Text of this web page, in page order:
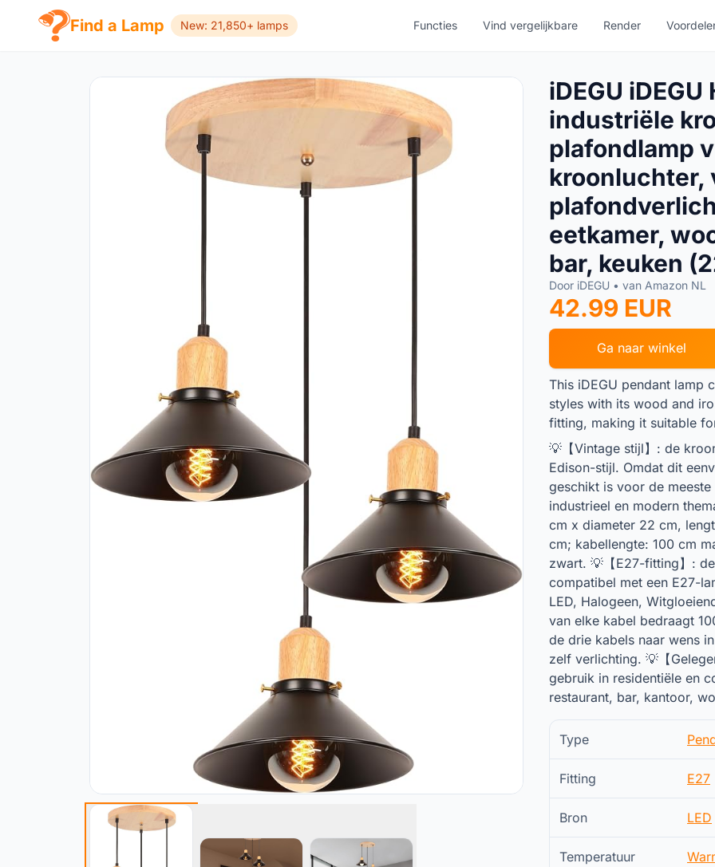
Find a Lamp New: 21,850+ lamps Functies Vind vergelijkbare Render
iDEGU
industriële
plafondlamp
kroonluchter,
eetkamer,
bar, keuken
Door iDEGU • van Amazon NL
42.99 EUR
Ga naar winkel
This iDEGU pendant lamp
styles with its wood and
fitting, making it suitable
💡【Vintage stijl】: de
Edison-stijl. Omdat dit
geschikt is voor de
industrieel en modern
cm x diameter 22 cm,
cm; kabellengte: 100 cm
zwart. 💡【E27-fitting】:
compatibel met een E27-
LED, Halogeen,
van elke kabel bedraagt
de drie kabels naar wens
zelf verlichting. 💡【
gebruik in residentiële en
restaurant, bar, kantoor,
Type
Fitting E27
Bron LED
Temperatuur